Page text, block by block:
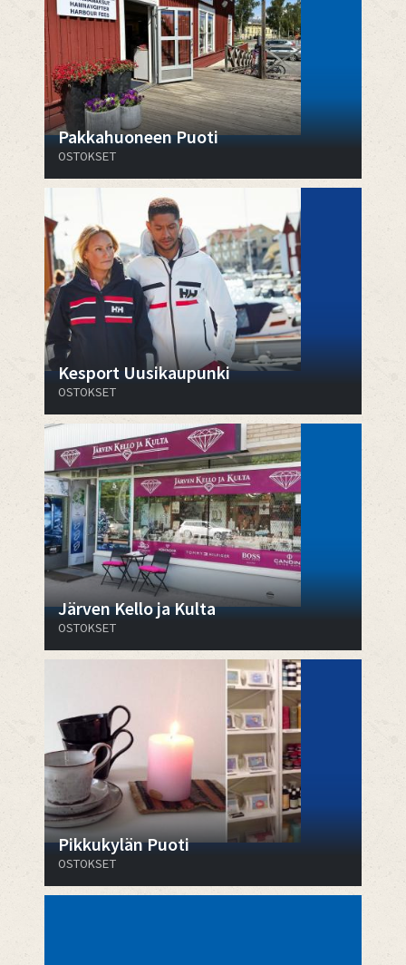
Pakkahuoneen Puoti
OSTOKSET
Kesport Uusikaupunki
OSTOKSET
Järven Kello ja Kulta
OSTOKSET
Pikkukylän Puoti
OSTOKSET